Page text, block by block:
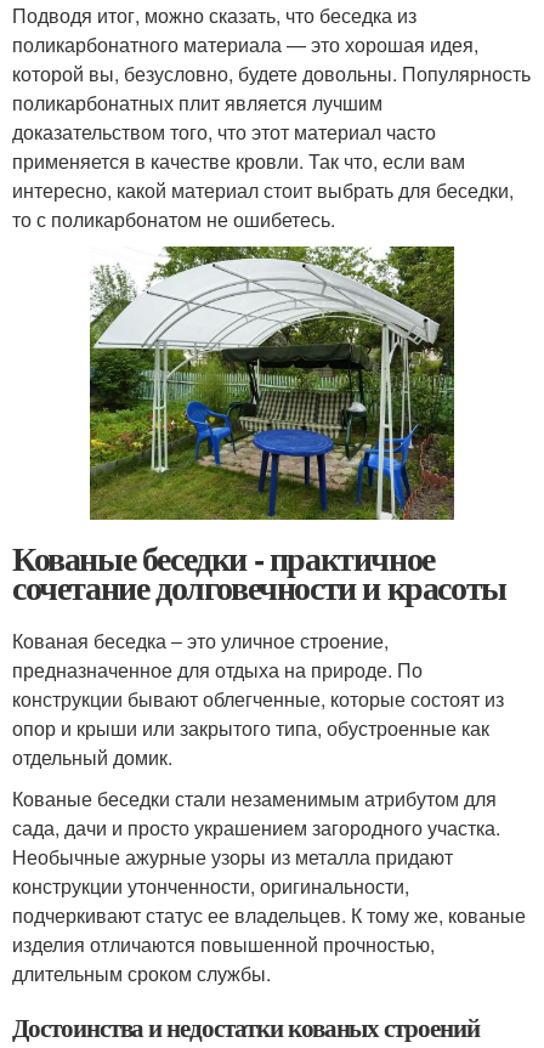
Подводя итог, можно сказать, что беседка из
поликарбонатного материала — это хорошая идея,
которой вы, безусловно, будете довольны. Популярность
поликарбонатных плит является лучшим
доказательством того, что этот материал часто
применяется в качестве кровли. Так что, если вам
интересно, какой материал стоит выбрать для беседки,
то с поликарбонатом не ошибетесь.
Кованые беседки - практичное
сочетание долговечности и красоты
Кованая беседка ‒ это уличное строение,
предназначенное для отдыха на природе. По
конструкции бывают облегченные, которые состоят из
опор и крыши или закрытого типа, обустроенные как
отдельный домик.
Кованые беседки стали незаменимым атрибутом для
сада, дачи и просто украшением загородного участка.
Необычные ажурные узоры из металла придают
конструкции утонченности, оригинальности,
подчеркивают статус ее владельцев. К тому же, кованые
изделия отличаются повышенной прочностью,
длительным сроком службы.
Достоинства и недостатки кованых строений